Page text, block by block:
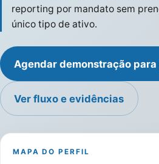
reporting por mandato sem
único tipo de ativo.
Agendar demonstração
Ver fluxo e evidências
MAPA DO PERFIL